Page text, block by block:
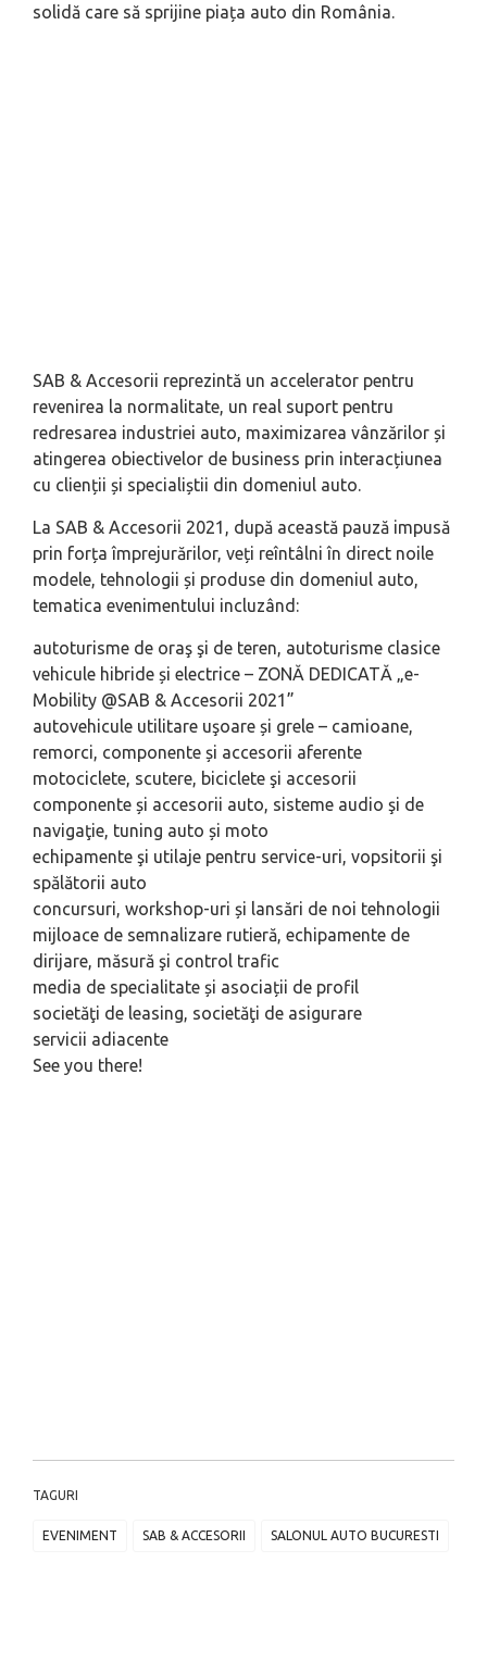
solidă care să sprijine piața auto din România.
SAB & Accesorii reprezintă un accelerator pentru
revenirea la normalitate, un real suport pentru
redresarea industriei auto, maximizarea vânzărilor și
atingerea obiectivelor de business prin interacțiunea
cu clienții și specialiștii din domeniul auto.
La SAB & Accesorii 2021, după această pauză impusă
prin forța împrejurărilor, veți reîntâlni în direct noile
modele, tehnologii și produse din domeniul auto,
tematica evenimentului incluzând:
autoturisme de oraş şi de teren, autoturisme clasice
vehicule hibride și electrice – ZONĂ DEDICATĂ „e-
Mobility @SAB & Accesorii 2021”
autovehicule utilitare uşoare și grele – camioane,
remorci, componente și accesorii aferente
motociclete, scutere, biciclete şi accesorii
componente și accesorii auto, sisteme audio şi de
navigaţie, tuning auto și moto
echipamente şi utilaje pentru service-uri, vopsitorii şi
spălătorii auto
concursuri, workshop-uri și lansări de noi tehnologii
mijloace de semnalizare rutieră, echipamente de
dirijare, măsură şi control trafic
media de specialitate și asociații de profil
societăţi de leasing, societăţi de asigurare
servicii adiacente
See you there!
TAGURI
EVENIMENT SAB & ACCESORII SALONUL AUTO BUCURESTI